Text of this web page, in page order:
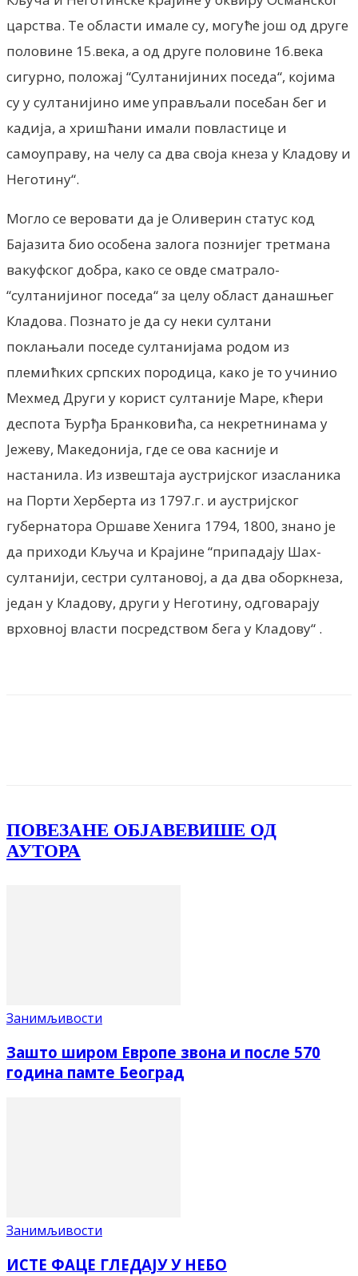
царства. Те области имале су, могуће још од друге
половине 15.века, а од друге половине 16.века
сигурно, положај “Султанијиних поседа“, којима
су у султанијино име управљали посебан бег и
кадија, а хришћани имали повластице и
самоуправу, на челу са два своја кнеза у Кладову и
Неготину“.
Могло се веровати да је Оливерин статус код
Бајазита био особена залога познијег третмана
вакуфског добра, како се овде сматрало-
“султанијиног поседа“ за целу област данашњег
Кладова. Познато је да су неки султани
поклањали поседе султанијама родом из
племићких српских породица, како је то учинио
Мехмед Други у корист султаније Маре, кћери
деспота Ђурђа Бранковића, са некретнинама у
Јежеву, Македонија, где се ова касније и
настанила. Из извештаја аустријског изасланика
на Порти Херберта из 1797.г. и аустријског
губернатора Оршаве Хенига 1794, 1800, знано је
да приходи Кључа и Крајине “припадају Шах-
султанији, сестри султановој, а да два оборкнеза,
један у Кладову, други у Неготину, одговарају
врховној власти посредством бега у Кладову“ .
ПОВЕЗАНЕ ОБЈАВЕВИШЕ ОД
АУТОРА
Занимљивости
Зашто широм Европе звона и после 570
година памте Београд
Занимљивости
ИСТЕ ФАЦЕ ГЛЕДАЈУ У НЕБО